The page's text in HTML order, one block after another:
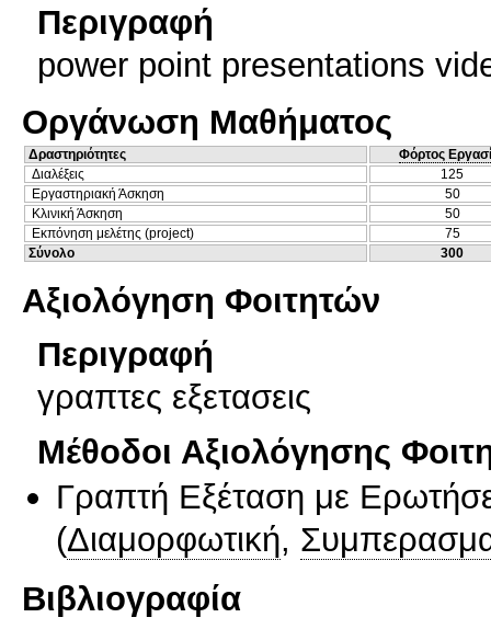
Περιγραφή
power point presentations
Οργάνωση Μαθήματος
Δραστηριότητες
Φόρτος
Διαλέξεις
125
Εργαστηριακή Άσκηση
50
Κλινική Άσκηση
50
Εκπόνηση μελέτης (project)
75
Σύνολο
300
Αξιολόγηση Φοιτητών
Περιγραφή
γραπτες εξετασεις
Μέθοδοι Αξιολόγησης
Γραπτή Εξέταση με
(Διαμορφωτική,
Βιβλιογραφία